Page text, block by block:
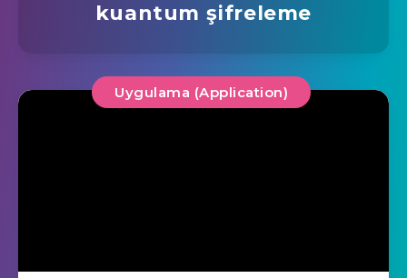
kuantum şifreleme
Uygulama (Application)